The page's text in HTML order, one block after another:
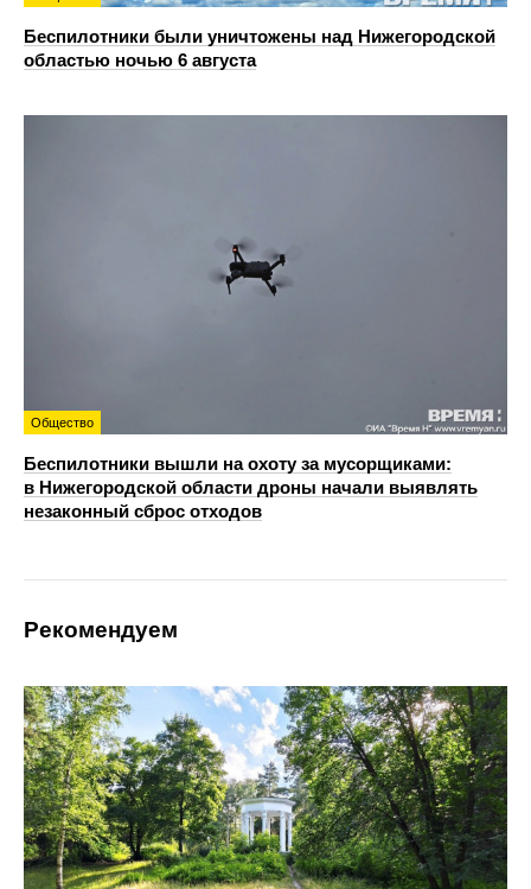
Беспилотники были уничтожены над Нижегородской
областью ночью 6 августа
Общество
Беспилотники вышли на охоту за мусорщиками:
в Нижегородской области дроны начали выявлять
незаконный сброс отходов
Рекомендуем